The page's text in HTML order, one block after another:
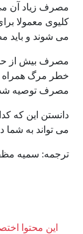
مصرف زیاد آن می
کلیوی معمولا
می شوند و باید
مصرف بیش از حد
خطر مرگ همراه
مصرف توصیه
دانستن این که
می تواند به شما
ترجمه: سمیه
این محتوا